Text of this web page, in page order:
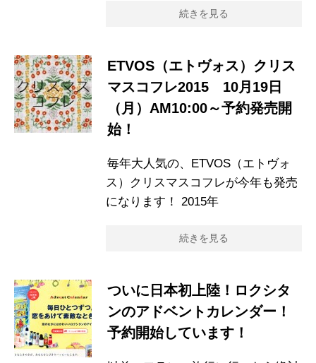
続きを見る
ETVOS（エトヴォス）クリス
マスコフレ2015 10月19日
（月）AM10:00～予約発売開
始！
毎年大人気の、ETVOS（エトヴォ
ス）クリスマスコフレが今年も発売
になります！ 2015年
続きを見る
ついに日本初上陸！ロクシタ
ンのアドベントカレンダー！
予約開始しています！